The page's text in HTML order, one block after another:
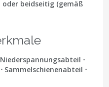
beidseitig (gemäß
⋅
Sammelschienenabteil ⋅